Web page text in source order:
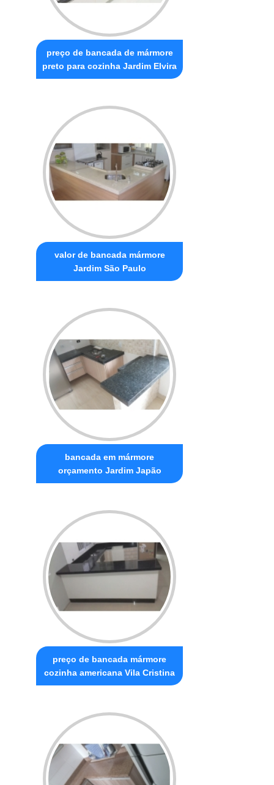
preço de bancada de mármore
preto para cozinha Jardim Elvira
valor de bancada mármore
Jardim São Paulo
bancada em mármore
orçamento Jardim Japão
preço de bancada mármore
cozinha americana Vila Cristina